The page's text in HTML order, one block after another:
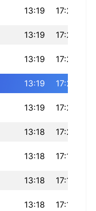
13:19 17:25
13:19 17:24
13:19 17:23
13:19 17:22
13:19 17:21
13:18 17:20
13:18 17:19
13:18 17:18
13:18 17:17